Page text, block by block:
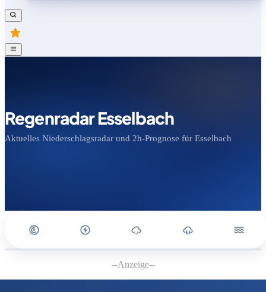
Regenradar Esselbach
Aktuelles Niederschlagsradar und 2h-Prognose für Esselbach
--Anzeige--